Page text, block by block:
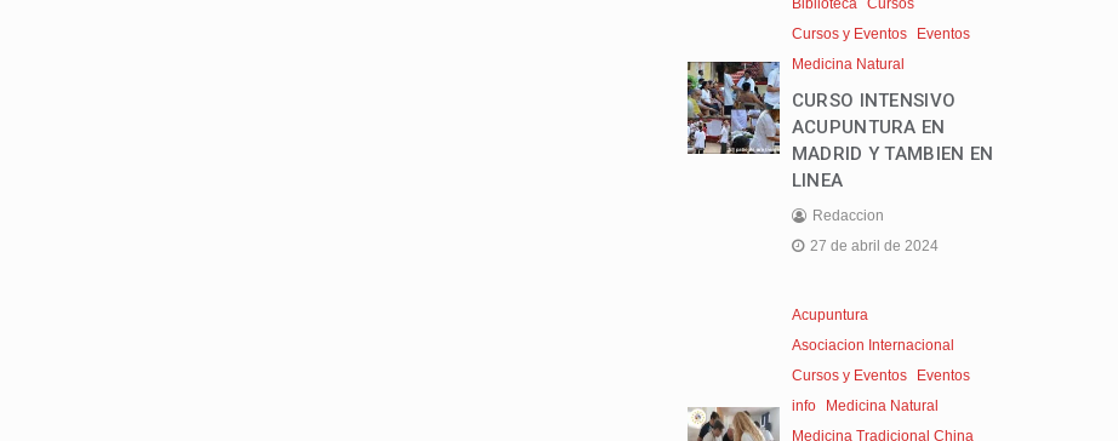
Biblioteca Cursos
Cursos y Eventos
Eventos
Medicina Natural
CURSO INTENSIVO
ACUPUNTURA EN
MADRID Y TAMBIEN EN
LINEA
Redaccion
27 de abril de 2024
Acupuntura
Asociacion Internacional
Cursos y Eventos
Eventos
info
Medicina Natural
Medicina Tradicional China